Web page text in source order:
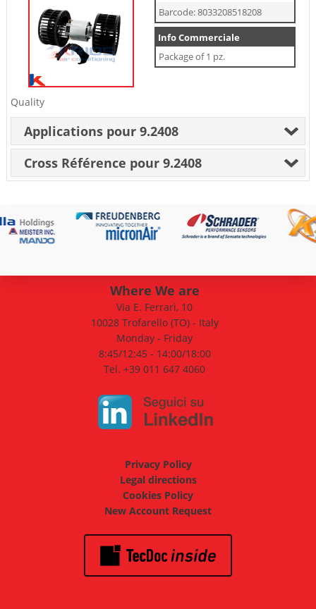
Quality
Barcode: 8033208518208
Info Commerciale
Package of 1 pz.
Applications pour 9.2408
Cross Référence pour 9.2408
Where We are
Via E. Ferrari, 10
10028 Trofarello (TO) - Italy
Monday - Friday
8:45/12:45 - 14:00/18:00
Tel. +39 011 647 4060
Privacy Policy
Legal directions
Cookies Policy
New Account Request